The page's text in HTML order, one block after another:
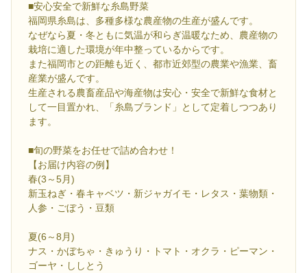
■安心安全で新鮮な糸島野菜
福岡県糸島は、多種多様な農産物の生産が盛んです。
なぜなら夏・冬ともに気温が和らぎ温暖なため、農産物の
栽培に適した環境が年中整っているからです。
また福岡市との距離も近く、都市近郊型の農業や漁業、畜
産業が盛んです。
生産される農畜産品や海産物は安心・安全で新鮮な食材と
して一目置かれ、「糸島ブランド」として定着しつつあり
ます。
■旬の野菜をお任せで詰め合わせ！
【お届け内容の例】
春(3～5月)
新玉ねぎ・春キャベツ・新ジャガイモ・レタス・葉物類・
人参・ごぼう・豆類
夏(6～8月)
ナス・かぼちゃ・きゅうり・トマト・オクラ・ピーマン・
ゴーヤ・ししとう